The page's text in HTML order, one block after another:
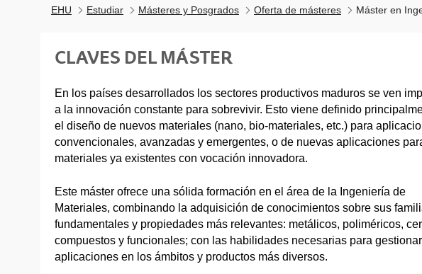
EHU Estudiar Másteres y Posgrados Oferta de másteres Máster en
CLAVES DEL MÁSTER
En los países desarrollados los sectores productivos maduros se ven
a la innovación constante para sobrevivir. Esto viene definido
el diseño de nuevos materiales (nano, bio-materiales, etc.) para
convencionales, avanzadas y emergentes, o de nuevas aplicaciones
materiales ya existentes con vocación innovadora.
Este máster ofrece una sólida formación en el área de la Ingeniería de
Materiales, combinando la adquisición de conocimientos sobre sus
fundamentales y propiedades más relevantes: metálicos, poliméricos,
compuestos y funcionales; con las habilidades necesarias para
aplicaciones en los ámbitos y productos más diversos.